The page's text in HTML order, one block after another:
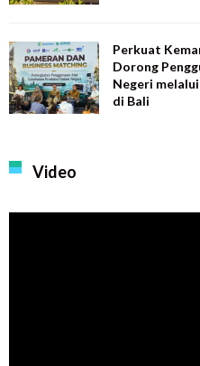
Perkuat
Dorong
Negeri
di Bali
Video